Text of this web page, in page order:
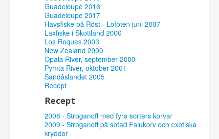
Guadeloupe 2016
Guadeloupe 2017
Havsfiske på Röst - Lofoten juni 2007
Laxfiske i Skottland 2006
Los Roques 2003
New Zealand 2000
Opala River, september 2000
Pymta River, oktober 2001
Sandåslandet 2005
Recept
Recept
2008 - Stroganoff med fyra sorters korvar
2009 - Stroganoff på sotad Falukorv och exotiska
kryddor